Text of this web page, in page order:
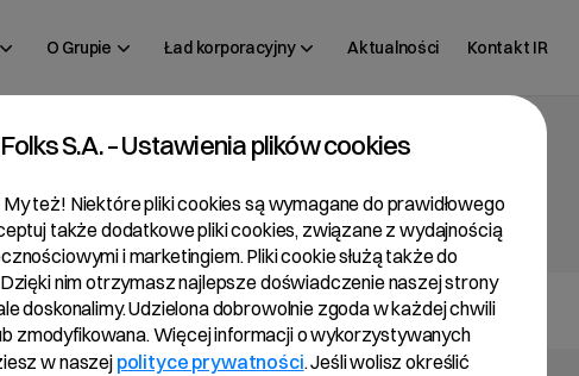
O Grupie Ład korporacyjny Aktualności Kontakt IR
S.A. – Ustawienia plików cookies
też! Niektóre pliki cookies są wymagane do prawidłowego
także dodatkowe pliki cookies, związane z wydajnością
i marketingiem. Pliki cookie służą także do
nim otrzymasz najlepsze doświadczenie naszej strony
doskonalimy. Udzielona dobrowolnie zgoda w każdej chwili
zmodyfikowana. Więcej informacji o wykorzystywanych
w naszejpolityce prywatności. Jeśli wolisz określić